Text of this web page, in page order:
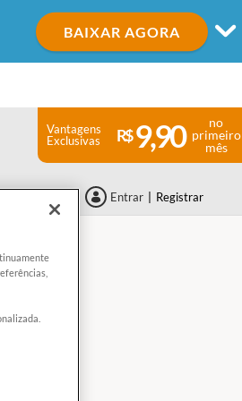
BAIXAR AGORA
Entrar Registrar
Vantagens
Exclusivas
9,90
no
primeiro
mês